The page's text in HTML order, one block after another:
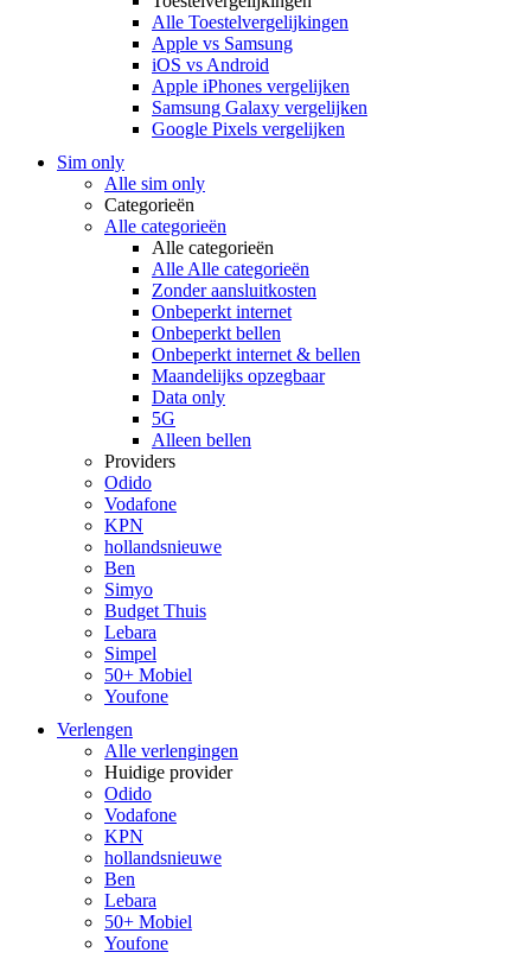
Alle Toestelvergelijkingen
Apple vs Samsung
iOS vs Android
Apple iPhones vergelijken
Samsung Galaxy vergelijken
Google Pixels vergelijken
Sim only
Alle sim only
Categorieën
Alle categorieën
Alle categorieën
Alle Alle categorieën
Zonder aansluitkosten
Onbeperkt internet
Onbeperkt bellen
Onbeperkt internet & bellen
Maandelijks opzegbaar
Data only
5G
Alleen bellen
Providers
Odido
Vodafone
KPN
hollandsnieuwe
Ben
Simyo
Budget Thuis
Lebara
Simpel
50+ Mobiel
Youfone
Verlengen
Alle verlengingen
Huidige provider
Odido
Vodafone
KPN
hollandsnieuwe
Ben
Lebara
50+ Mobiel
Youfone